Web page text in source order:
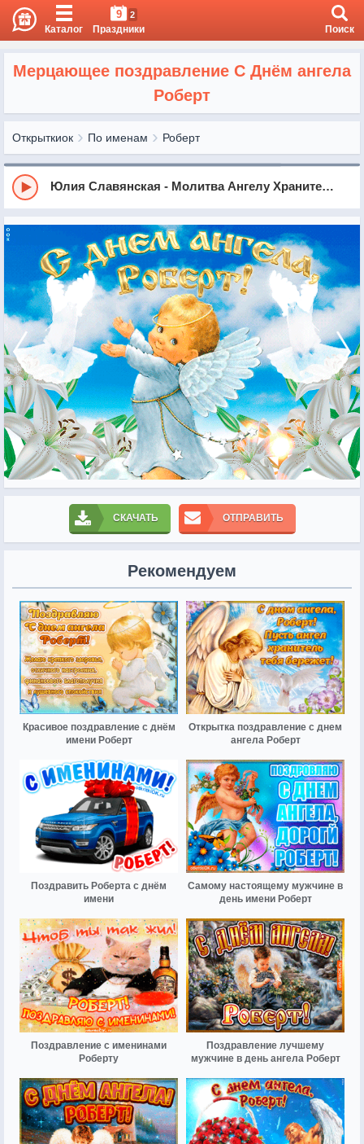
Каталог
9 2
Праздники Поиск
Мерцающее поздравление С Днём ангела
Роберт
Открыткиок По именам Роберт
Юлия Славянская - Молитва Ангелу Хранителю
СКАЧАТЬ ОТПРАВИТЬ
Рекомендуем
Красивое поздравление с днём
имени Роберт
Открытка поздравление с днем
ангела Роберт
Поздравить Роберта с днём
имени
Самому настоящему мужчине в
день имени Роберт
Поздравление с именинами
Роберту
Поздравление лучшему
мужчине в день ангела Роберт